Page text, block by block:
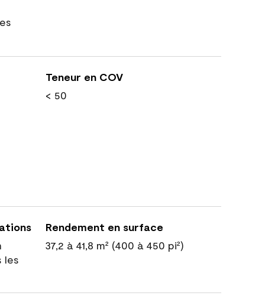
Teneur en COV
< 50
les
Rendement en surface
37,2 à 41,8 m² (400 à 450 pi²)